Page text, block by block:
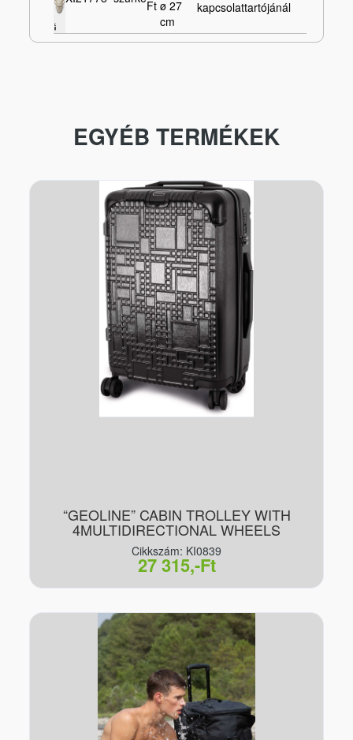
Ft ø 27
cm
kapcsolattartójánál
EGYÉB TERMÉKEK
“GEOLINE” CABIN TROLLEY WITH
4MULTIDIRECTIONAL WHEELS
Cikkszám: KI0839
27 315,-Ft